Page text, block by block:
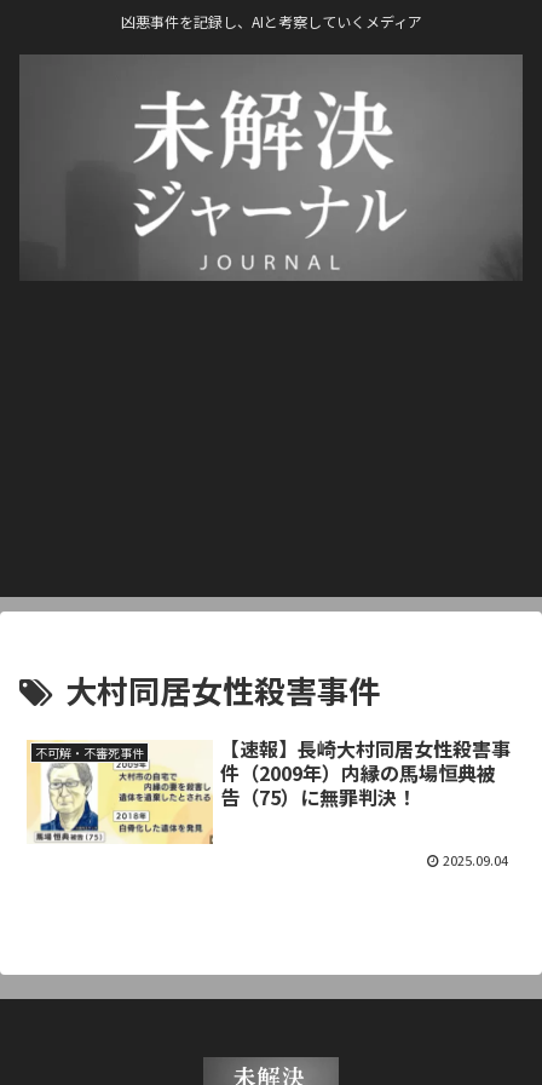
凶悪事件を記録し、AIと考察していくメディア
大村同居女性殺害事件
不可解・不審死事件
【速報】長崎大村同居女性殺害事
件（2009年）内縁の馬場恒典被
告（75）に無罪判決！
2025.09.04